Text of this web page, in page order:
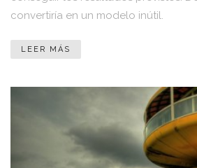
convertiría en un modelo inútil.
LEER MÁS